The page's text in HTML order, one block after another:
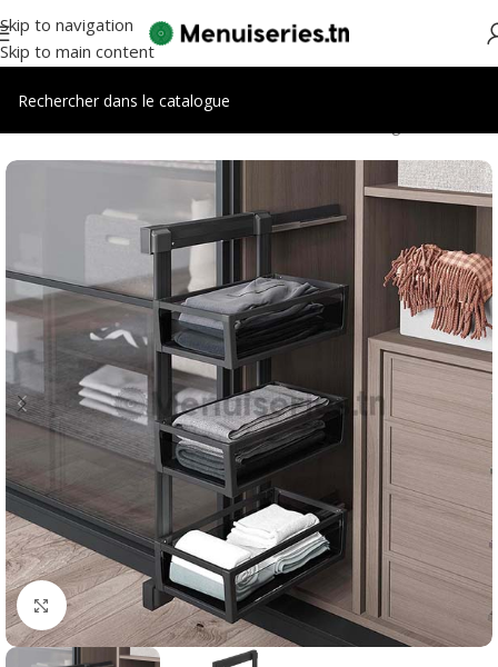
Skip to navigation
Skip to main content
Agrandir